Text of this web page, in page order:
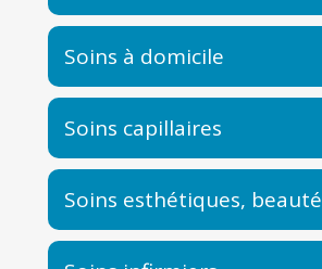
Soins à domicile
Soins capillaires
Soins esthétiques, beauté